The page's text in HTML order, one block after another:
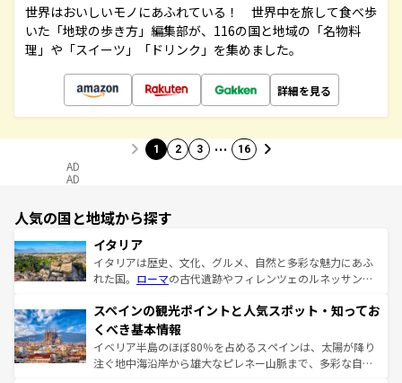
世界はおいしいモノにあふれている！ 世界中を旅して食べ歩
いた「地球の歩き方」編集部が、116の国と地域の「名物料
理」や「スイーツ」「ドリンク」を集めました。
詳細を見る
1 2 3 … 16
AD
AD
人気の国と地域から探す
イタリア
イタリアは歴史、文化、グルメ、自然と多彩な魅力にあふ
れた国。 ローマの古代遺跡やフィレンツェのルネッサンス
ろん、トスカーナの美しい田園風景やアマルフィ海岸の絶
景など、自然景観も見逃せない。観光の合間には、本場の
ピザやパスタなど、絶品のイタリア料理を堪能することも
できる。朝目覚めてから夜眠るまで、すべての瞬間を楽し
スペインの観光ポイントと人気スポット・知ってお
くべき基本情報
イベリア半島のほぼ80％を占めるスペインは、太陽が降り
注ぐ地中海沿岸から雄大なピレネー山脈まで、多彩な自然